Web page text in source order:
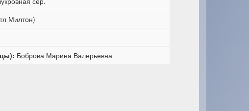
Милтон)
Боброва Марина Валерьевна